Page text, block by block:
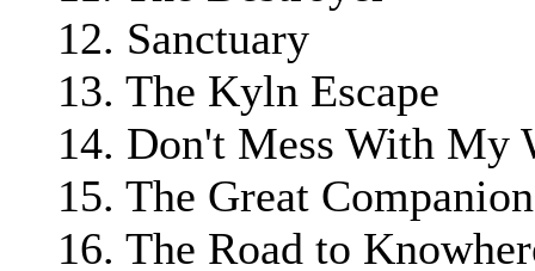
12. Sanctuary
13. The Kyln Escape
14. Don't Mess With My
15. The Great Companion
16. The Road to